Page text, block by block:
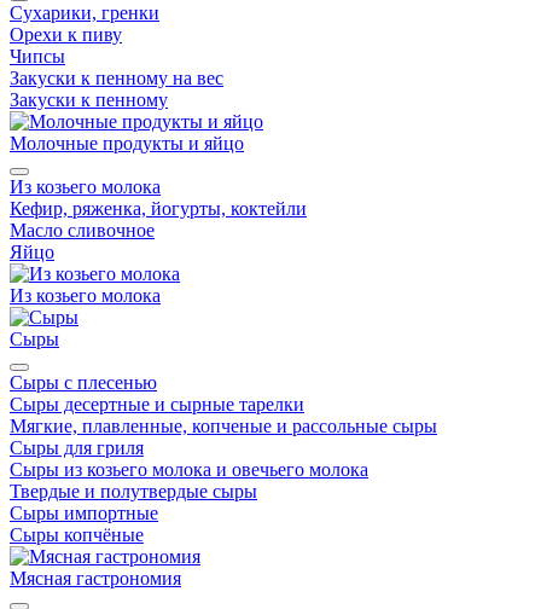
Сухарики, гренки
Орехи к пиву
Чипсы
Закуски к пенному на вес
Закуски к пенному
Молочные продукты и яйцо
Из козьего молока
Кефир, ряженка, йогурты, коктейли
Масло сливочное
Яйцо
Из козьего молока
Сыры
Сыры с плесенью
Сыры десертные и сырные тарелки
Мягкие, плавленные, копченые и рассольные сыры
Сыры для гриля
Сыры из козьего молока и овечьего молока
Твердые и полутвердые сыры
Сыры импортные
Сыры копчёные
Мясная гастрономия